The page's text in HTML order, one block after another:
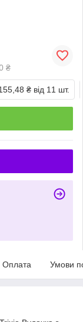
₴
₴ від 11 шт.
Оплата Умови